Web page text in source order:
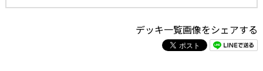
デッキ一覧画像をシェアする